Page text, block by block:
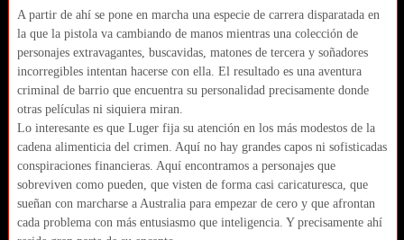
A partir de ahí se pone en marcha una especie de carrera disparatada en
la que la pistola va cambiando de manos mientras una colección de
personajes extravagantes, buscavidas, matones de tercera y soñadores
incorregibles intentan hacerse con ella. El resultado es una aventura
criminal de barrio que encuentra su personalidad precisamente donde
otras películas ni siquiera miran.
Lo interesante es que Luger fija su atención en los más modestos de la
cadena alimenticia del crimen. Aquí no hay grandes capos ni sofisticadas
conspiraciones financieras. Aquí encontramos a personajes que
sobreviven como pueden, que visten de forma casi caricaturesca, que
sueñan con marcharse a Australia para empezar de cero y que afrontan
cada problema con más entusiasmo que inteligencia. Y precisamente ahí